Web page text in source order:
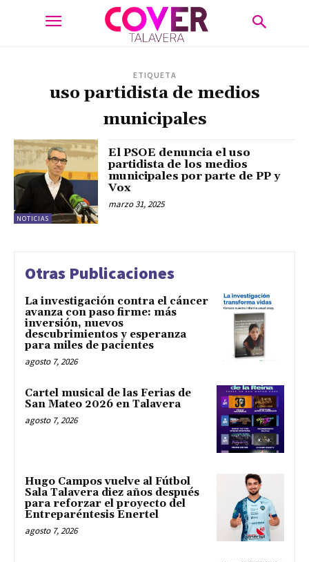
ETIQUETA
uso partidista de medios
municipales
NOTICIAS
El PSOE denuncia el uso
partidista de los medios
municipales por parte de PP y
Vox
marzo 31, 2025
Otras Publicaciones
La investigación contra el cáncer
avanza con paso firme: más
inversión, nuevos
descubrimientos y esperanza
para miles de pacientes
agosto 7, 2026
Cartel musical de las Ferias de
San Mateo 2026 en Talavera
agosto 7, 2026
Hugo Campos vuelve al Fútbol
Sala Talavera diez años después
para reforzar el proyecto del
Entreparéntesis Enertel
agosto 7, 2026